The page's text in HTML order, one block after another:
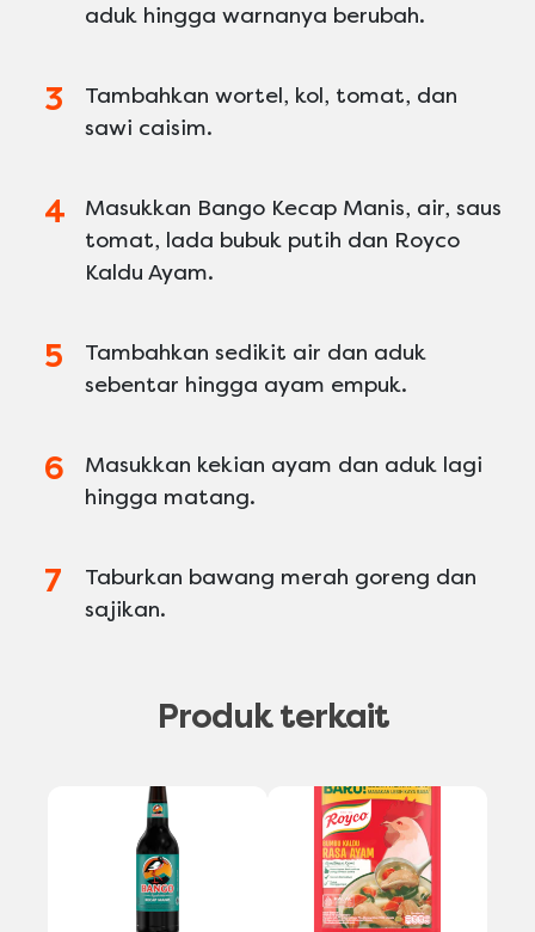
aduk hingga warnanya berubah.
Tambahkan wortel, kol, tomat, dan
sawi caisim.
Masukkan Bango Kecap Manis, air, saus
tomat, lada bubuk putih dan Royco
Kaldu Ayam.
Tambahkan sedikit air dan aduk
sebentar hingga ayam empuk.
Masukkan kekian ayam dan aduk lagi
hingga matang.
Taburkan bawang merah goreng dan
sajikan.
Produk terkait